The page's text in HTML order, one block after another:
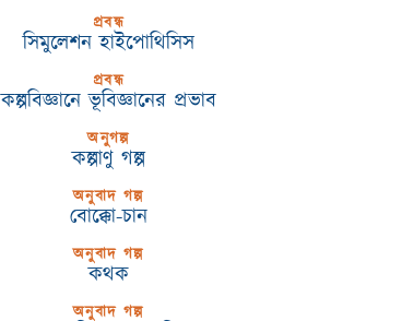
প্রবন্ধ
সিমুলেশন হাইপোথিসিস
প্রবন্ধ
কল্পবিজ্ঞানে ভূবিজ্ঞানের প্রভাব
অনুগল্প
কল্পাণু গল্প
অনুবাদ গল্প
বোক্কো-চান
অনুবাদ গল্প
কথক
অনুবাদ গল্প